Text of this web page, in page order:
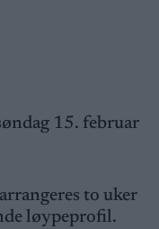
15. februar
to uker
løypeprofil.